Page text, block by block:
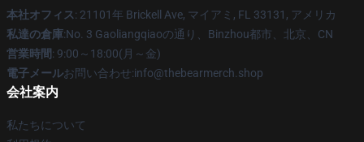
本社オフィス: 21101年 Brickell Ave, マイアミ, FL 33131, アメリカ
私達の倉庫:No. 3 Gaoliangqiaoの通り、Binzhou都市、北京、CN
営業時間: 9:00～18:00(月～金)
電子メールお問い合わせ:info@thebearmerch.shop
会社案内
私たちについて